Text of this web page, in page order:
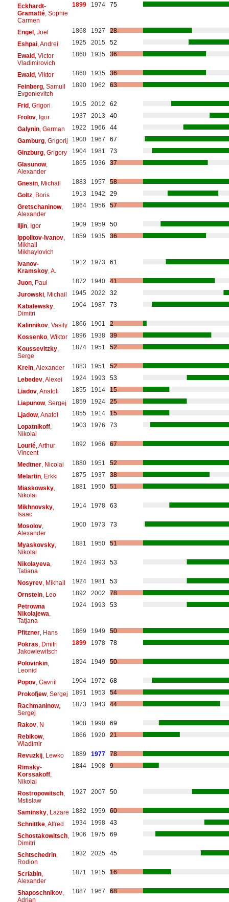
Eckhardt-
Gramatté, Sophie
Carmen
1899 1974 75
Engel, Joel 1868 1927
28
Eshpai, Andrei 1925 2015
52
Ewald, Victor
Vladimirovich
1860 1935 36
Ewald, Viktor 1860 1935
36
Feinberg, Samuil
Evgenievitch
1890 1962 63
Frid, Grigori 1915 2012
62
Frolov, Igor 1937 2013
40
Galynin, German 1922 1966
44
Gamburg, Grigorij 1900 1967
67
Ginzburg, Grigory 1904 1981
73
Glasunow,
Alexander
1865 1936 37
Gnesin, Michail 1883 1957
58
Goltz, Boris 1913 1942
29
Gretschaninow,
Alexander
1864 1956 57
Iljin, Igor 1909 1959
50
Ippolitov-Ivanov,
Mikhail
Mikhaylovich
1859 1935 36
Ivanov-
Kramskoy, A.
1912 1973 61
Juon, Paul 1872 1940
41
Jurowski, Michail 1945 2022
32
Kabalewsky,
Dimitri
1904 1987 73
Kalinnikov, Vasily 1866 1901
2
Kossenko, Wiktor 1896 1938
39
Koussevitzky,
Serge
1874 1951 52
Krein, Alexander 1883 1951
52
Lebedev, Alexei 1924 1993
53
Liadov, Anatoli 1855 1914
15
Liapunow, Sergej 1859 1924
25
Ljadow, Anatol 1855 1914
15
Lopatnikoff,
Nikolai
1903 1976 73
Lourié, Arthur
Vincent
1892 1966 67
Medtner, Nicolai 1880 1951
52
Melartin, Erkki 1875 1937
38
Miaskowsky,
Nikolai
1881 1950 51
Mikhnovsky,
Isaac
1914 1978 63
Mosolov,
Alexander
1900 1973 73
Myaskovsky,
Nikolai
1881 1950 51
Nikolayeva
Tatiana
1924 1993 53
Nosyrev, Mikhail 1924 1981
53
Ornstein, Leo 1892 2002
78
Petrowna
Nikolajewa
Tatjana
1924 1993 53
Pfitzner, Hans 1869 1949
50
Pokras , Dmitri
Jakowlewitsch
1899 1978 78
Polovinkin,
Leonid
1894 1949 50
Popov, Gavriil 1904 1972
68
Prokofjew, Sergej 1891 1953
54
Rachmaninow,
Sergej
1873 1943 44
Rakov, N 1908 1990
69
Rebikow,
Wladimir
1866 1920 21
Revuzkij, Lewko 1889 1977
78
Rimsky-
Korssakoff,
Nikolai
1844 1908 9
Rostropowitsch,
Mstislaw
1927 2007 50
Saminsky, Lazare 1882 1959
60
Schnittke, Alfred 1934 1998
43
Schostakowitsch,
Dimitri
1906 1975 69
Schtschedrin,
Rodion
1932 2025 45
Scriabin,
Alexander
1871 1915 16
Shaposchnikov,
Adrian
1887 1967 68